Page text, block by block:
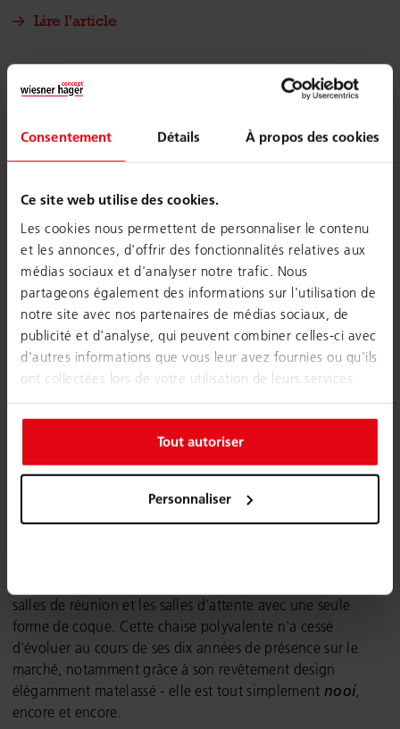
Consentement Détails À propos des cookies
Ce site web utilise des cookies.
Les cookies nous permettent de personnaliser le contenu
et les annonces, d'offrir des fonctionnalités relatives aux
médias sociaux et d'analyser notre trafic. Nous
partageons également des informations sur l'utilisation de
notre site avec nos partenaires de médias sociaux, de
publicité et d'analyse, qui peuvent combiner celles-ci avec
d'autres informations que vous leur avez fournies ou qu'ils
ont collectées lors de votre utilisation de leurs services.
Tout autoriser
Personnaliser
Lire l'article
C'est l'anniversaire de notre siège
c'est toujours le nooi.
la famille de chaisesnooi. Depuis son lancement sur le
marché en décembre 2014, quelques 300 000
chaisesnooiont été livrées à nos clients dans le monde
salles de réunion et les salles d'attente avec une seule
forme de coque. Cette chaise polyvalente n'a cessé
d'évoluer au cours de ses dix années de présence sur le
marché, notamment grâce à son revêtement design
élégamment matelassé - elle est tout simplement nooi,
encore et encore.